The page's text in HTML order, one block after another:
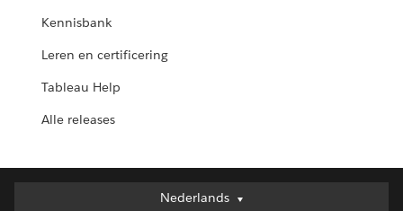
Kennisbank
Leren en certificering
Tableau Help
Alle releases
Nederlands
Nederlands